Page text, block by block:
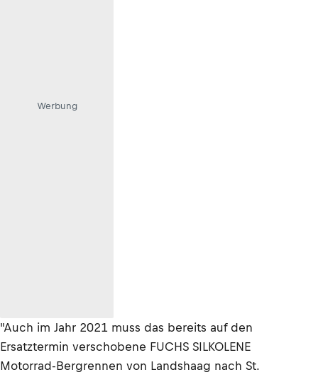
Werbung
"Auch im Jahr 2021 muss das bereits auf den
Ersatztermin verschobene FUCHS SILKOLENE
Motorrad-Bergrennen von Landshaag nach St.